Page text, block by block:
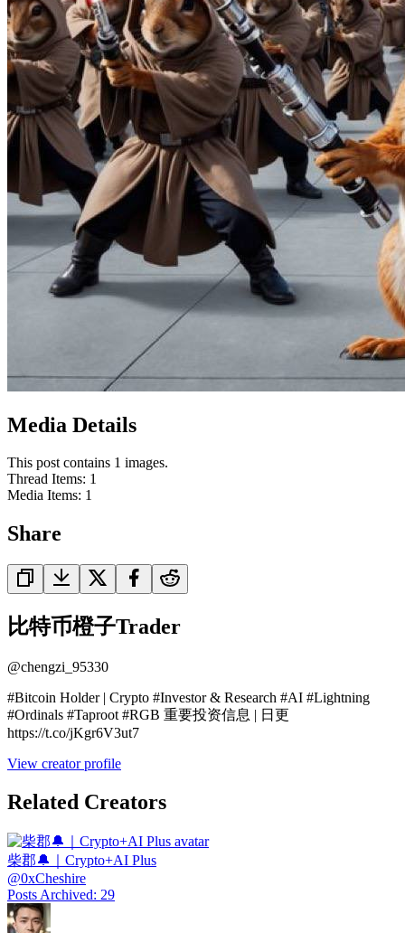
Media Details
This post contains 1 images.
Thread Items: 1
Media Items: 1
Share
比特币橙子Trader
@chengzi_95330
#Bitcoin Holder | Crypto #Investor & Research #AI #Lightning
#Ordinals #Taproot #RGB 重要投资信息 | 日更
https://t.co/jKgr6V3ut7
View creator profile
Related Creators
柴郡🔔｜Crypto+AI Plus
@0xCheshire
Posts Archived: 29